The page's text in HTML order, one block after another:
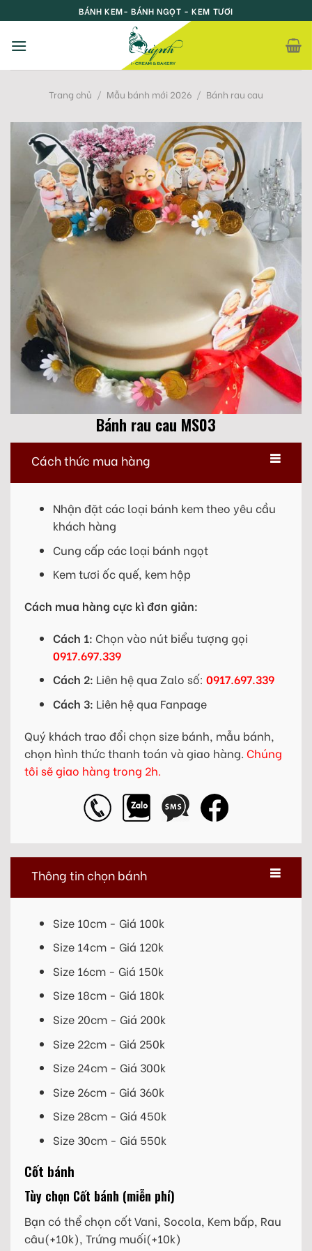
to
content
BÁNH KEM- BÁNH NGỌT - KEM TƯƠI
Trang chủ / Mẫu bánh mới 2026 / Bánh rau cau
Bánh rau cau MS03
Cách thức mua hàng
Nhận đặt các loại bánh kem theo yêu cầu
khách hàng
Cung cấp các loại bánh ngọt
Kem tươi ốc quế, kem hộp
Cách mua hàng cực kì đơn giản:
Cách 1: Chọn vào nút biểu tượng gọi
0917.697.339
Cách 2: Liên hệ qua Zalo số: 0917.697.339
Cách 3: Liên hệ qua Fanpage
Quý khách trao đổi chọn size bánh, mẫu bánh,
chọn hình thức thanh toán và giao hàng. Chúng
tôi sẽ giao hàng trong 2h.
Thông tin chọn bánh
Size 10cm - Giá 100k
Size 14cm - Giá 120k
Size 16cm - Giá 150k
Size 18cm - Giá 180k
Size 20cm - Giá 200k
Size 22cm - Giá 250k
Size 24cm - Giá 300k
Size 26cm - Giá 360k
Size 28cm - Giá 450k
Size 30cm - Giá 550k
Cốt bánh
Tùy chọn Cốt bánh (miễn phí)
Bạn có thể chọn cốt Vani, Socola, Kem bấp, Rau
câu(+10k), Trứng muối(+10k)